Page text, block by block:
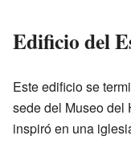
Edificio del
Este edificio se
sede del Museo del
inspiró en una